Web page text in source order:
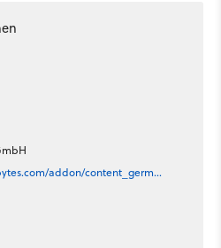
addon/content_germ…